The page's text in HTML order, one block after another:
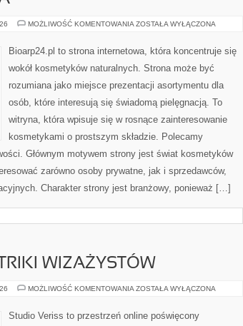
MOŻLIWOŚĆ KOMENTOWANIA DERMOKOSMETYKI
PROBLEMATYCZNA
ZOSTAŁA WYŁĄCZONA
Bioarp24.pl to strona internetowa, która koncentruje się
wokół kosmetyków naturalnych. Strona może być
rozumiana jako miejsce prezentacji asortymentu dla
osób, które interesują się świadomą pielęgnacją. To
witryna, która wpisuje się w rosnące zainteresowanie
kosmetykami o prostszym składzie. Polecamy
Głównym motywem strony jest świat kosmetyków
zarówno osoby prywatne, jak i sprzedawców,
Charakter strony jest branżowy, ponieważ […]
WIZAŻYSTÓW
MOŻLIWOŚĆ KOMENTOWANIA PROFESJONALNE
ZOSTAŁA WYŁĄCZONA
Studio Veriss to przestrzeń online poświęcony